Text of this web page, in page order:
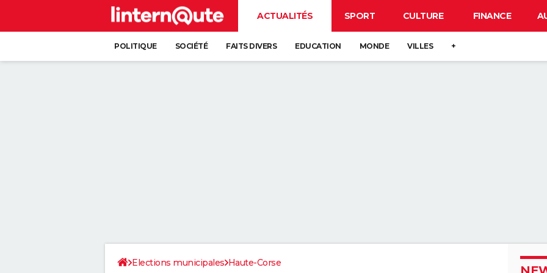
ACTUALITÉS SPORT CULTURE FINANCE
POLITIQUE SOCIÉTÉ FAITS DIVERS EDUCATION MONDE VILLES +
Elections municipales Haute-Corse